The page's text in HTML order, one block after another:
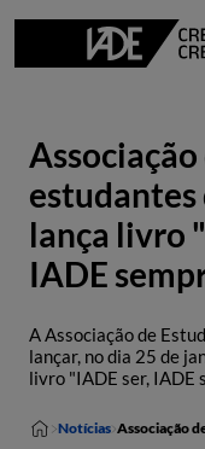
Associação
estudantes
lança livro
IADE
A Associação de
lançar, no dia 25 de
livro "IADE ser, IADE
Notícias